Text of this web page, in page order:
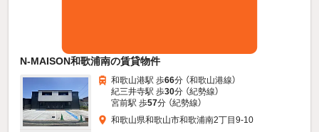
N-MAISON和歌浦南の賃貸物件
和歌山港駅 歩66分 （和歌山港線）
紀三井寺駅 歩30分 （紀勢線）
宮前駅 歩57分 （紀勢線）
和歌山県和歌山市和歌浦南2丁目9-10